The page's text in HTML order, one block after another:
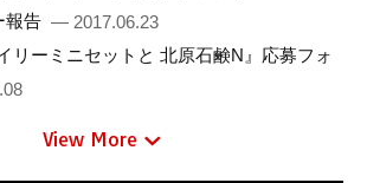
報告 — 2017.06.23
リーミニセットと 北原石鹸N』応募フォ
View More